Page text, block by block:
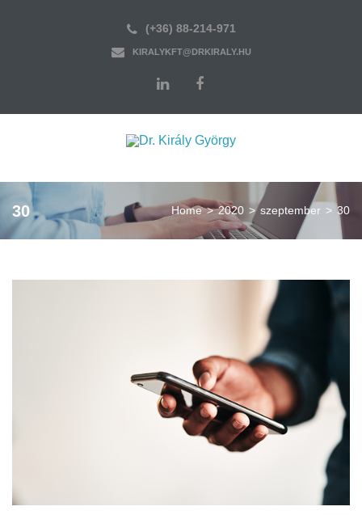
(+36) 88-214-971
KIRALYKFT@DRKIRALY.HU
30 Home > 2020 > szeptember > 30